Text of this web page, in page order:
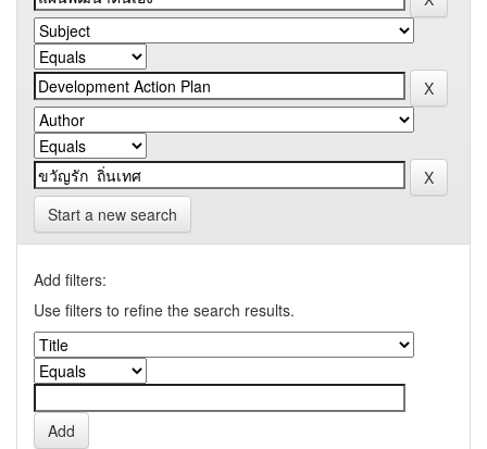
Start a new search
Add filters:
Use filters to refine the search results.